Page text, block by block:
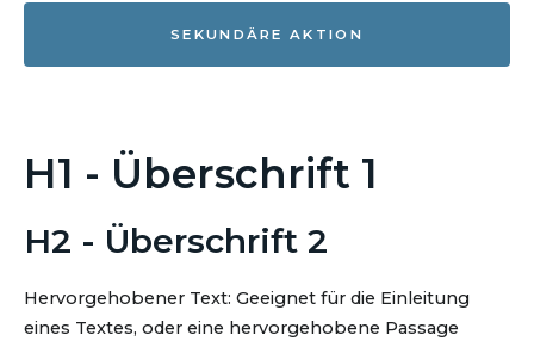
SEKUNDÄRE AKTION
H1 - Überschrift 1
H2 - Überschrift 2
Hervorgehobener Text: Geeignet für die Einleitung
eines Textes, oder eine hervorgehobene Passage